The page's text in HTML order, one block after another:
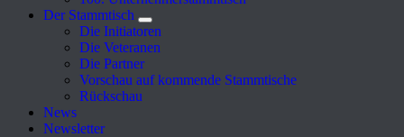
Der Stammtisch
Die Initiatoren
Die Veteranen
Die Partner
Vorschau auf kommende Stammtische
Rückschau
News
Newsletter